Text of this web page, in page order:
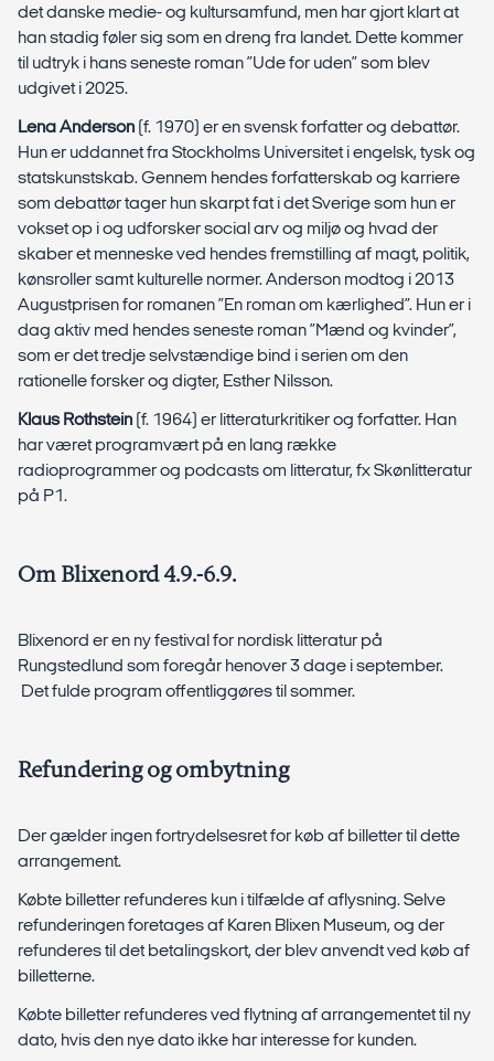
det danske medie- og kultursamfund, men har gjort klart at
han stadig føler sig som en dreng fra landet. Dette kommer
til udtryk i hans seneste roman ”Ude for uden” som blev
udgivet i 2025.
Lena Anderson (f. 1970) er en svensk forfatter og debattør.
Hun er uddannet fra Stockholms Universitet i engelsk, tysk og
statskunstskab. Gennem hendes forfatterskab og karriere
som debattør tager hun skarpt fat i det Sverige som hun er
vokset op i og udforsker social arv og miljø og hvad der
skaber et menneske ved hendes fremstilling af magt, politik,
kønsroller samt kulturelle normer. Anderson modtog i 2013
Augustprisen for romanen ”En roman om kærlighed”. Hun er i
dag aktiv med hendes seneste roman ”Mænd og kvinder”,
som er det tredje selvstændige bind i serien om den
rationelle forsker og digter, Esther Nilsson.
Klaus Rothstein (f. 1964) er litteraturkritiker og forfatter. Han
har været programvært på en lang række
radioprogrammer og podcasts om litteratur, fx Skønlitteratur
på P1.
Om Blixenord 4.9.-6.9.
Blixenord er en ny festival for nordisk litteratur på
Rungstedlund som foregår henover 3 dage i september.
Det fulde program offentliggøres til sommer.
Refundering og ombytning
Der gælder ingen fortrydelsesret for køb af billetter til dette
arrangement.
Købte billetter refunderes kun i tilfælde af aflysning. Selve
refunderingen foretages af Karen Blixen Museum, og der
refunderes til det betalingskort, der blev anvendt ved køb af
billetterne.
Købte billetter refunderes ved flytning af arrangementet til ny
dato, hvis den nye dato ikke har interesse for kunden.